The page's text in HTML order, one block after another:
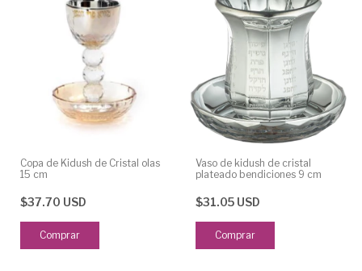
Copa de Kidush de Cristal olas
15 cm
$37.70 USD
Vaso de kidush de cristal
plateado bendiciones 9 cm
$31.05 USD